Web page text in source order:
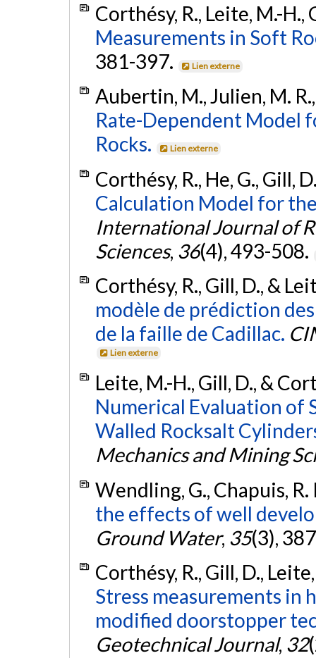
Corthésy, R., Leite, M.-
Measurements in Soft
381-397.
Lien externe
Aubertin, M., Julien, M.
Rate-Dependent Model
Rocks.
Lien externe
Corthésy, R., He, G., Gill,
Calculation Model for
International Journal of
Sciences, 36(4), 493-508.
Corthésy, R., Gill, D., &
modèle de prédiction
de la faille de Cadillac.
Lien externe
Leite, M.-H., Gill, D., &
Numerical Evaluation of
Walled Rocksalt
Mechanics and Mining
Wendling, G., Chapuis, R.
the effects of well
Ground Water, 35(3),
Corthésy, R., Gill, D.,
Stress measurements in
modified doorstopper
Geotechnical Journal, 32